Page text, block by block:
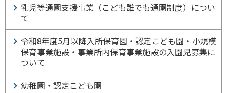
乳児等通園支援事業（こども誰でも通園制度）につい
て
令和8年度5月以降入所保育園・認定こども園・小規模
保育事業施設・事業所内保育事業施設の入園児募集に
ついて
幼稚園・認定こども園